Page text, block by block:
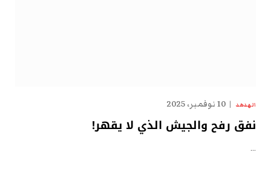
الهدهد 10 نوفمبر، 2025
نفق رفح والجيش الذي لا يقهر!
…